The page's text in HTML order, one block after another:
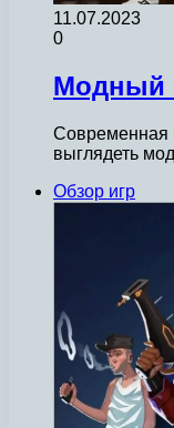
11.07.2023
0
Модный
Современная
выглядеть
Обзор игр